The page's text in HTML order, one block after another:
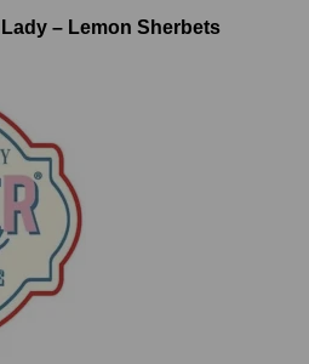
– Lemon Sherbets